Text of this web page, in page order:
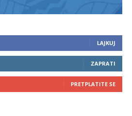
LAJKUJ
ZAPRATI
PRETPLATITE SE